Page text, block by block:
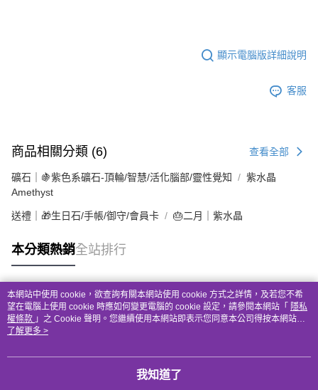
顯示電腦版詳細說明
客服
商品相關分類 (6) 查看全部
礦石｜🍇紫色系礦石-頂輪/智慧/活化腦部/靈性覺知
紫水晶
Amethyst
送禮｜🎁生日石/手帳/御守/會員卡 🎂二月｜紫水晶
本分類熱銷全站排行
熱門標籤
本網站中使用 cookie，欲查詢有關本網站使用 cookie 方式之詳情，及若您不希
望在電腦上使用 cookie 時應如何變更電腦的 cookie 設定，請參閱本網站「 隱私
權條款 」之 Cookie 聲明。您繼續使用本網站即表示您同意本公司得按本網站使
用條款之 Cookie 聲明使用 cookie。
了解更多 >
我知道了